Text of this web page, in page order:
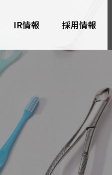
IR情報 採用情報